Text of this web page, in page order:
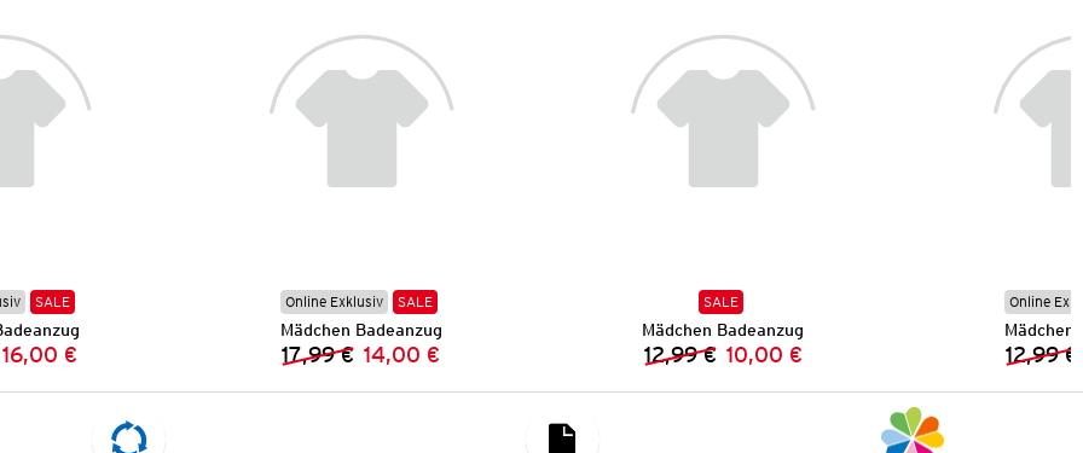
SALE
Preis:
Preis:
16,00 €
Online Exklusiv SALE
Mädchen Badeanzug
Vorheriger Preis:
17,99 € Neuer Preis:
14,00 €
SALE
Mädchen Badeanzug
Vorheriger Preis:
12,99 € Neuer Preis:
10,00 €
Online
Mädchen
12,99 €